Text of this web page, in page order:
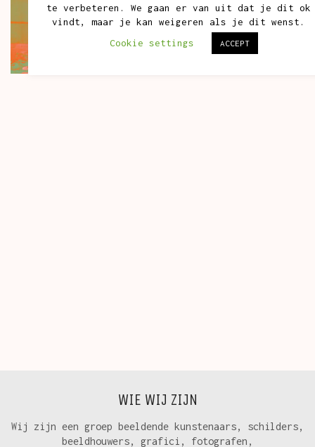
WIE WIJ ZIJN
Wij zijn een groep beeldende kunstenaars, schilders,
beeldhouwers, grafici, fotografen,
te verbeteren. We gaan er van uit dat je dit ok
vindt, maar je kan weigeren als je dit wenst.
Cookie settings
ACCEPT